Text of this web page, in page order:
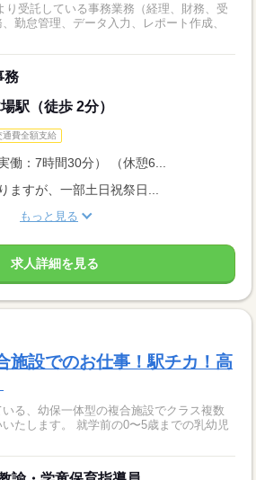
り受託している事務業務（経理、財務、受
勤怠管理、データ入力、レポート作成、
務
駅（徒歩 2分）
通費全額支給
働：7時間30分） （休憩6...
ますが、一部土日祝祭日...
もっと見る
求人詳細を見る
施設でのお仕事！駅チカ！高
る、幼保一体型の複合施設でクラス複数
の0〜5歳までの乳幼児